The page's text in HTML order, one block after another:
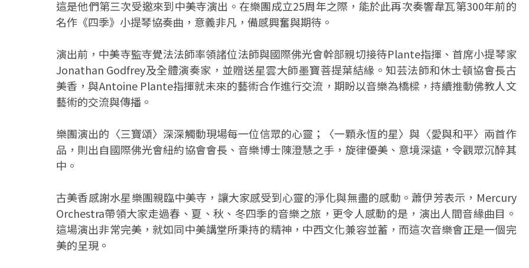
這是他們第三次受邀來到中美寺演出。在樂團成立25周年之際，能於此再次奏響韋瓦第300年前的
名作《四季》小提琴協奏曲，意義非凡，備感興奮與期待。
演出前，中美寺監寺覺法法師率領諸位法師與國際佛光會幹部親切接待Plante指揮、首席小提琴家
Jonathan Godfrey及全體演奏家，並贈送星雲大師墨寶菩提葉結緣。知芸法師和休士頓協會長古
美香，與Antoine Plante指揮就未來的藝術合作進行交流，期盼以音樂為橋樑，持續推動佛教人文
藝術的交流與傳播。
樂團演出的〈三寶頌〉深深觸動現場每一位信眾的心靈；〈一顆永恆的星〉與〈愛與和平〉兩首作
品，則出自國際佛光會紐約協會會長、音樂博士陳澄慧之手，旋律優美、意境深遠，令觀眾沉醉其
中。
古美香感謝水星樂團親臨中美寺，讓大家感受到心靈的淨化與無盡的感動。蕭伊芳表示，Mercury
Orchestra帶領大家走過春、夏、秋、冬四季的音樂之旅，更令人感動的是，演出人間音緣曲目。
這場演出非常完美，就如同中美講堂所秉持的精神，中西文化兼容並蓄，而這次音樂會正是一個完
美的呈現。